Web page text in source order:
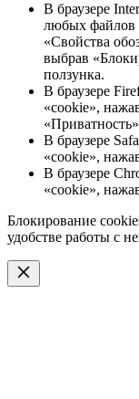
В браузере
любых файлов
«Свойства
выбрав
ползунка.
В браузере
«cookie»,
В браузере
«cookie»,
В браузере
«cookie»,
Блокирование
удобстве работы с